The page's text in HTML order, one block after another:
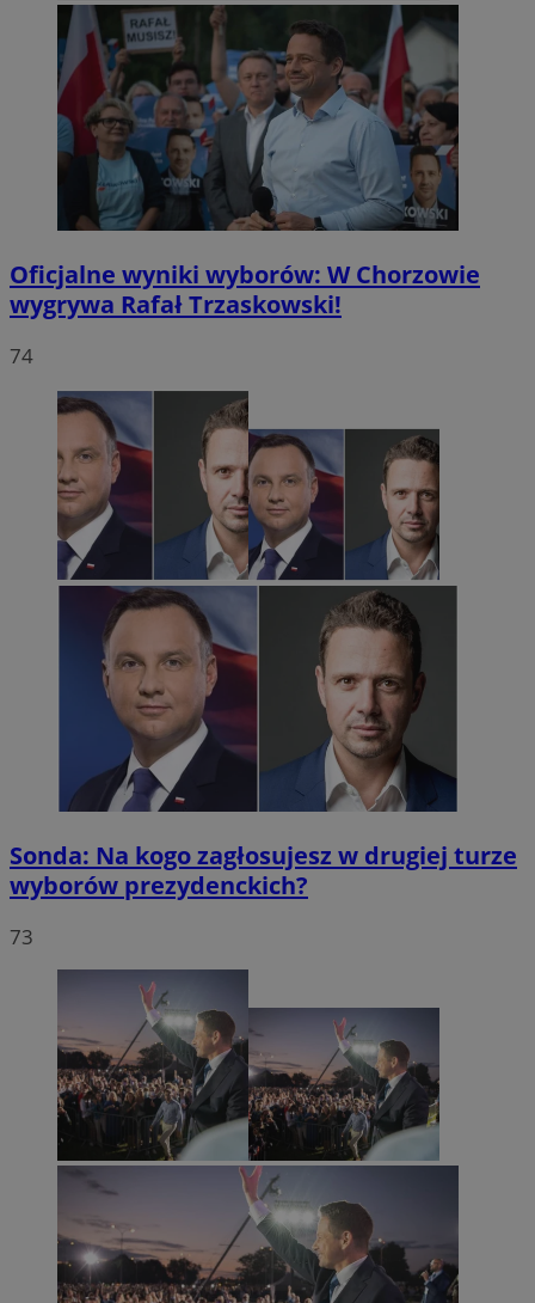
Oficjalne wyniki wyborów: W Chorzowie
wygrywa Rafał Trzaskowski!
74
Sonda: Na kogo zagłosujesz w drugiej turze
wyborów prezydenckich?
73